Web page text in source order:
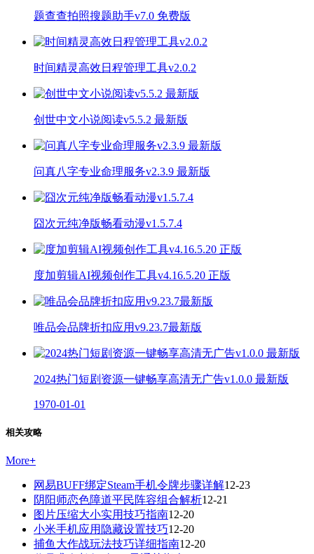
题查查拍照搜题助手v7.0 免费版
时间精灵高效日程管理工具v2.0.2
创世中文小说阅读v5.5.2 最新版
问真八字专业命理服务v2.3.9 最新版
囧次元纯净版畅看动漫v1.5.7.4
度加剪辑AI视频创作工具v4.16.5.20 正版
唯品会品牌折扣应用v9.23.7最新版
2024热门短剧资源一键畅享高清无广告v1.0.0 最新版
1970-01-01
相关攻略
More+
网易BUFF绑定Steam手机令牌步骤详解12-23
阴阳师恋色障道平民阵容组合解析12-21
图片压缩大小实用技巧指南12-20
小米手机应用隐藏设置技巧12-20
捕鱼大作战玩法技巧详细指南12-20